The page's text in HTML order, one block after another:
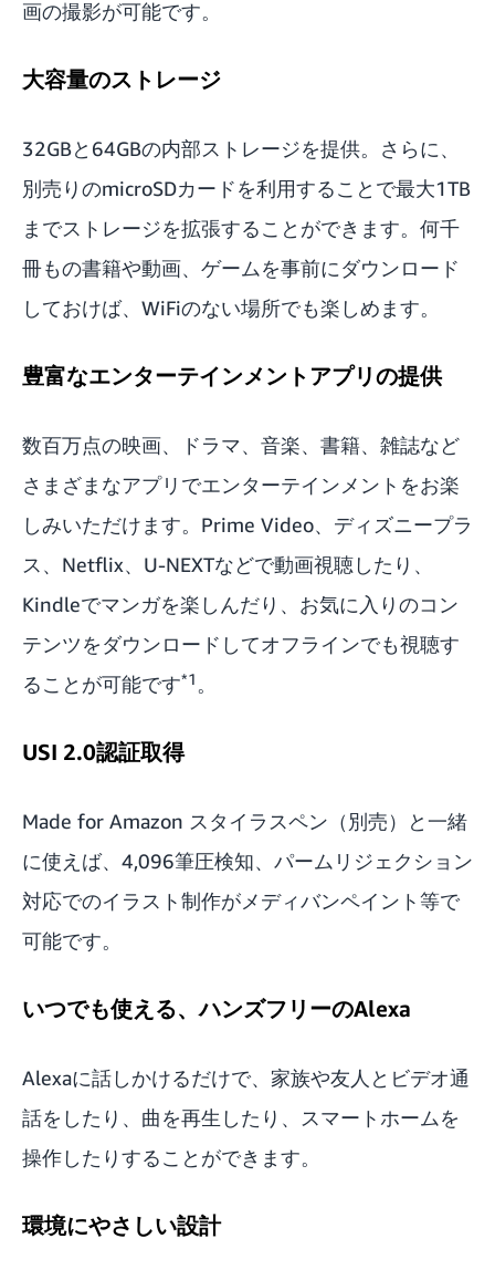
画の撮影が可能です。
大容量のストレージ
32GBと64GBの内部ストレージを提供。さらに、
別売りのmicroSDカードを利用することで最大1TB
までストレージを拡張することができます。何千
冊もの書籍や動画、ゲームを事前にダウンロード
しておけば、WiFiのない場所でも楽しめます。
豊富なエンターテインメントアプリの提供
数百万点の映画、ドラマ、音楽、書籍、雑誌など
さまざまなアプリでエンターテインメントをお楽
しみいただけます。Prime Video、ディズニープラ
ス、Netflix、U-NEXTなどで動画視聴したり、
Kindleでマンガを楽しんだり、お気に入りのコン
テンツをダウンロードしてオフラインでも視聴す
ることが可能です*1。
USI 2.0認証取得
Made for Amazon スタイラスペン（別売）と一緒
に使えば、4,096筆圧検知、パームリジェクション
対応でのイラスト制作がメディバンペイント等で
可能です。
いつでも使える、ハンズフリーのAlexa
Alexaに話しかけるだけで、家族や友人とビデオ通
話をしたり、曲を再生したり、スマートホームを
操作したりすることができます。
環境にやさしい設計